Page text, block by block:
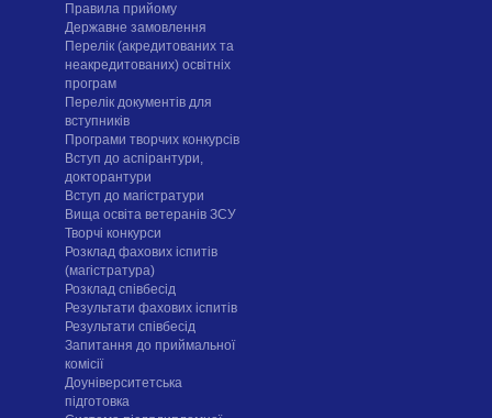
Правила прийому
Державне замовлення
Перелік (акредитованих та
неакредитованих) освітніх
програм
Перелік документів для
вступників
Програми творчих конкурсiв
Вступ до аспірантури,
докторантури
Вступ до магістратури
Вища освіта ветеранів ЗСУ
Творчі конкурси
Розклад фахових іспитів
(магістратура)
Розклад співбесід
Результати фахових іспитів
Результати співбесід
Запитання до приймальної
комісії
Доуніверситетська
підготовка